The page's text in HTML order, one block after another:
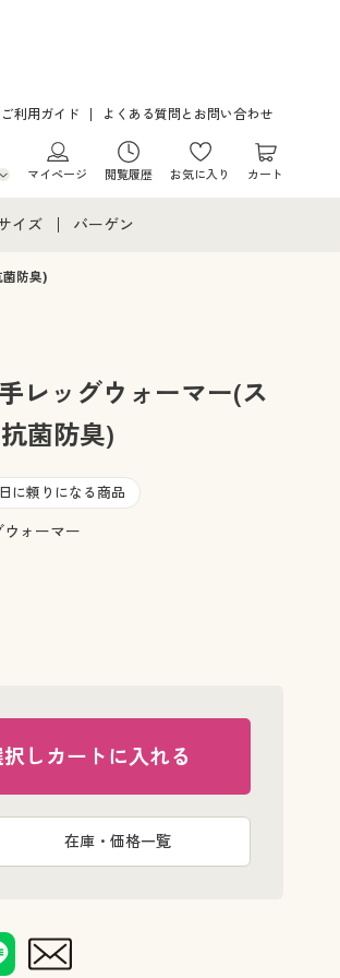
ご利用ガイド よくある質問とお問い合わせ
ご注文
マイページ 閲覧履歴 お気に入り カート
イズ
イズ通販すべて
イズ レディース下着
イズ メンズ
イズ 事務・制服
バーゲン
防臭)
処理は演出です
レッグウォーマー(ス
菌防臭)
に頼りになる商品
ォーマー
しカートに入れる
在庫・価格一覧